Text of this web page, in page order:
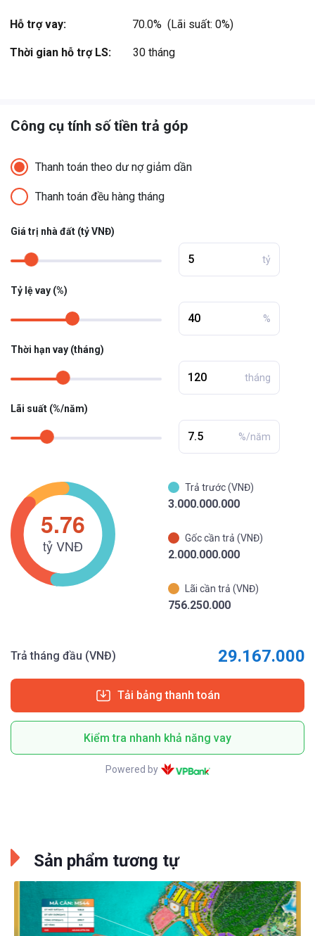
Xem thêm
Hỗ trợ vay: 70.0%  (Lãi suất: 0%)
Thời gian hỗ trợ LS: 30 tháng
Công cụ tính số tiền trả góp
Thanh toán theo dư nợ giảm dần
Thanh toán đều hàng tháng
Giá trị nhà đất (tỷ VNĐ)
tỷ
Tỷ lệ vay (%)
%
Thời hạn vay (tháng)
tháng
Lãi suất (%/năm)
%/năm
Trả trước (VNĐ)
3.000.000.000
Gốc cần trả (VNĐ)
2.000.000.000
Lãi cần trả (VNĐ)
756.250.000
Trả tháng đầu (VNĐ) 29.167.000
Tải bảng thanh toán
Kiểm tra nhanh khả năng vay
Powered by
Sản phẩm tương tự